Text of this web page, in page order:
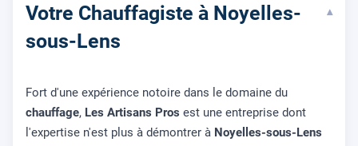
Votre Chauffagiste à Noyelles-
sous-Lens
▾
Fort d'une expérience notoire dans le domaine du
chauffage, Les Artisans Pros est une entreprise dont
l'expertise n'est plus à démontrer à Noyelles-sous-Lens